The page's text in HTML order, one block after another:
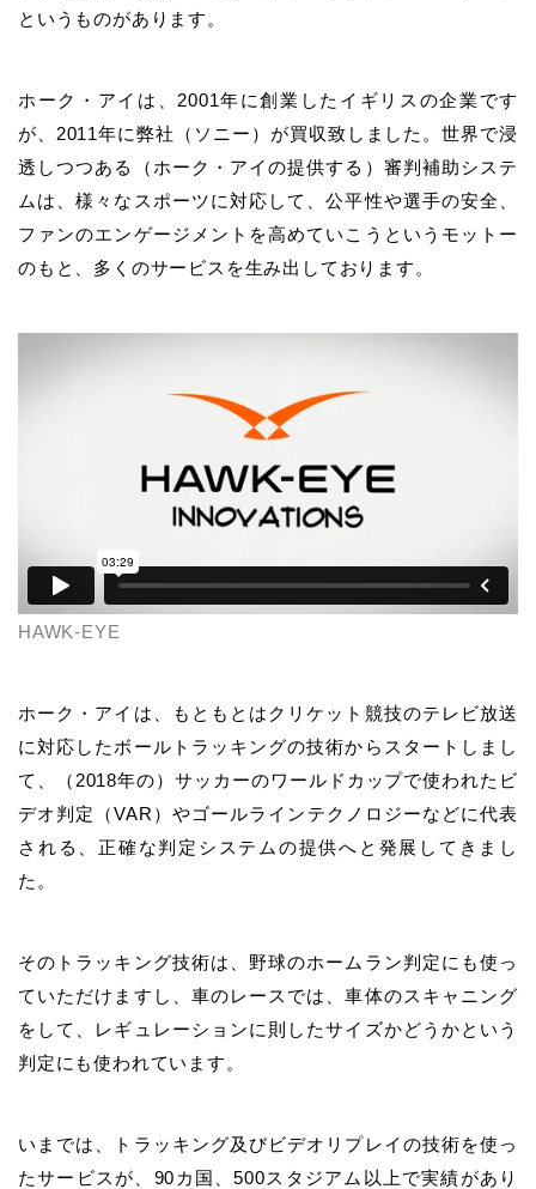
というものがあります。
ホーク・アイは、2001年に創業したイギリスの企業です
が、2011年に弊社（ソニー）が買収致しました。世界で浸
透しつつある（ホーク・アイの提供する）審判補助システ
ムは、様々なスポーツに対応して、公平性や選手の安全、
ファンのエンゲージメントを高めていこうというモットー
のもと、多くのサービスを生み出しております。
HAWK-EYE
ホーク・アイは、もともとはクリケット競技のテレビ放送
に対応したボールトラッキングの技術からスタートしまし
て、（2018年の）サッカーのワールドカップで使われたビ
デオ判定（VAR）やゴールラインテクノロジーなどに代表
される、正確な判定システムの提供へと発展してきまし
た。
そのトラッキング技術は、野球のホームラン判定にも使っ
ていただけますし、車のレースでは、車体のスキャニング
をして、レギュレーションに則したサイズかどうかという
判定にも使われています。
いまでは、トラッキング及びビデオリプレイの技術を使っ
たサービスが、90カ国、500スタジアム以上で実績があり